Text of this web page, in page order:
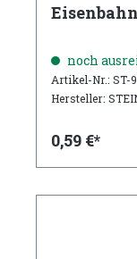
noch
Artikel-Nr.: ST-
Hersteller:
0,59 €*